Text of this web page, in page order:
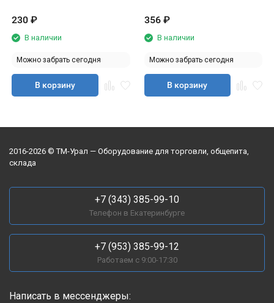
230 ₽
В наличии
Можно забрать сегодня
В корзину
356 ₽
В наличии
Можно забрать сегодня
В корзину
2016-2026 © ТМ-Урал — Оборудование для торговли, общепита,
склада
+7 (343) 385-99-10
Телефон в Екатеринбурге
+7 (953) 385-99-12
Работаем с 9:00-17:30
Написать в мессенджеры: